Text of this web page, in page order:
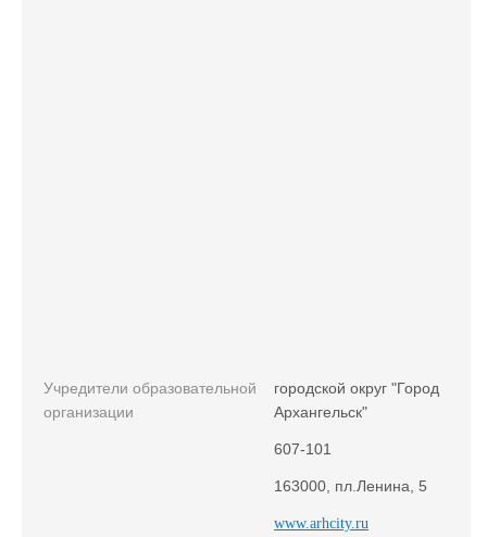
Учредители образовательной
организации
городской округ "Город
Архангельск"
607-101
163000, пл.Ленина, 5
www.arhcity.ru